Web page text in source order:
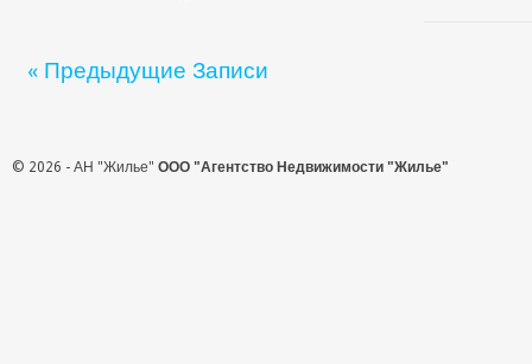
« Предыдущие Записи
© 2026 - АН "Жилье" ООО "Агентство Недвижимости "Жилье"